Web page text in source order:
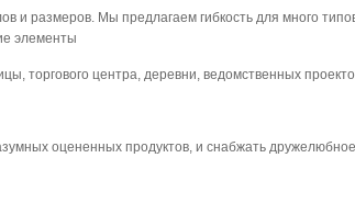
размеров. Мы предлагаем гибкость для много
элементы
центра, деревни, ведомственных
оцененных продуктов, и снабжать